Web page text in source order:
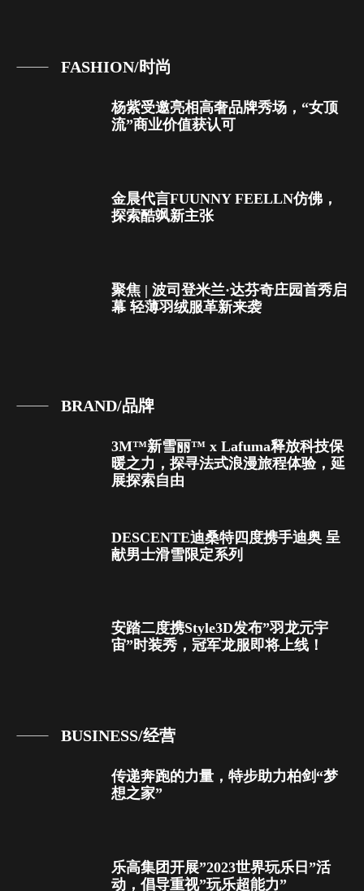
FASHION/时尚
杨紫受邀亮相高奢品牌秀场，“女顶
流”商业价值获认可
金晨代言FUUNNY FEELLN仿佛，
探索酷飒新主张
聚焦 | 波司登米兰·达芬奇庄园首秀启
幕 轻薄羽绒服革新来袭
BRAND/品牌
3M™新雪丽™ x Lafuma释放科技保
暖之力，探寻法式浪漫旅程体验，延
展探索自由
DESCENTE迪桑特四度携手迪奥 呈
献男士滑雪限定系列
安踏二度携Style3D发布”羽龙元宇
宙”时装秀，冠军龙服即将上线！
BUSINESS/经营
传递奔跑的力量，特步助力柏剑“梦
想之家”
乐高集团开展”2023世界玩乐日”活
动，倡导重视”玩乐超能力”